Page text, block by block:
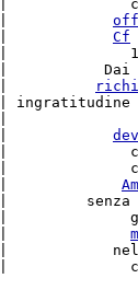
|
Cf
|
|           Dai
|
|
|
|
Am
|         senza
|
|            nel
|